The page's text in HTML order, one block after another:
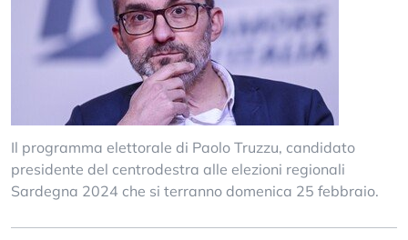
Il programma elettorale di Paolo Truzzu, candidato
presidente del centrodestra alle elezioni regionali
Sardegna 2024 che si terranno domenica 25 febbraio.